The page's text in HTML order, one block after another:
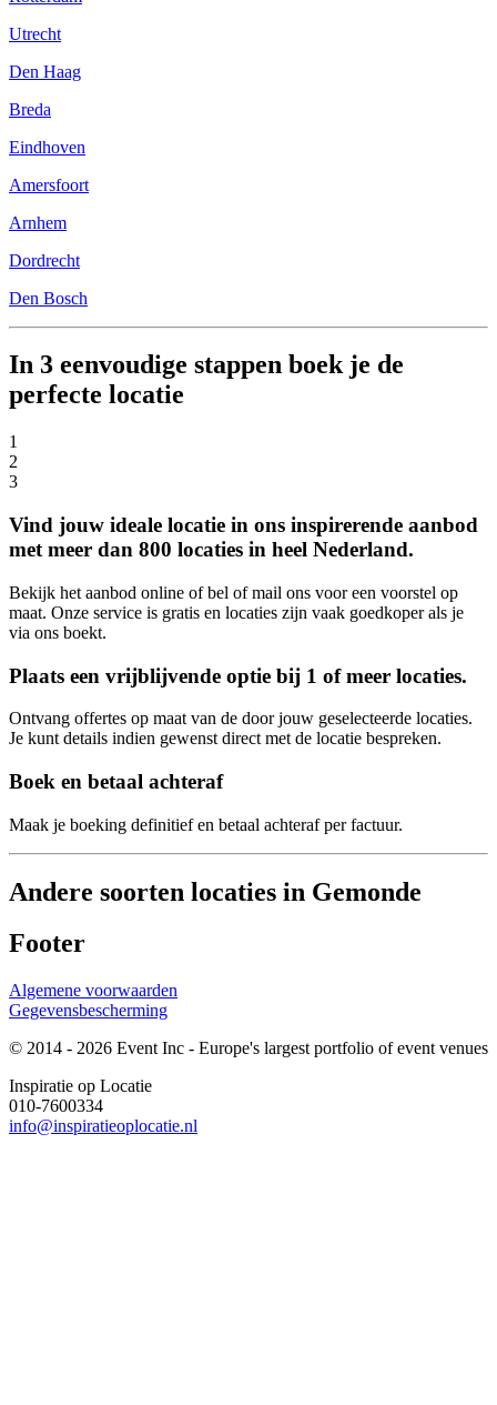
Utrecht
Den Haag
Breda
Eindhoven
Amersfoort
Arnhem
Dordrecht
Den Bosch
In 3 eenvoudige stappen boek je de
perfecte locatie
1
2
3
Vind jouw ideale locatie in ons inspirerende aanbod
met meer dan 800 locaties in heel Nederland.
Bekijk het aanbod online of bel of mail ons voor een voorstel op
maat. Onze service is gratis en locaties zijn vaak goedkoper als je
via ons boekt.
Plaats een vrijblijvende optie bij 1 of meer locaties.
Ontvang offertes op maat van de door jouw geselecteerde locaties.
Je kunt details indien gewenst direct met de locatie bespreken.
Boek en betaal achteraf
Maak je boeking definitief en betaal achteraf per factuur.
Andere soorten locaties in Gemonde
Footer
Algemene voorwaarden
Gegevensbescherming
© 2014 - 2026 Event Inc - Europe's largest portfolio of event venues
Inspiratie op Locatie
010-7600334
info@inspiratieoplocatie.nl